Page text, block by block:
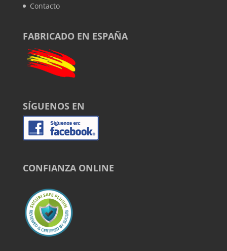
Contacto
FABRICADO EN ESPAÑA
SÍGUENOS EN
CONFIANZA ONLINE